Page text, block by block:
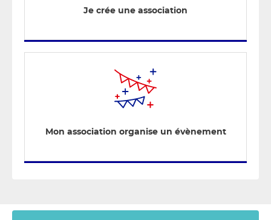
Je crée une association
Mon association organise un évènement